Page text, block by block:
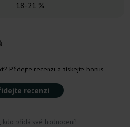
18-21 %
Přidejte recenzi a získejte bonus.
recenzi
kdo přidá své hodnocení!